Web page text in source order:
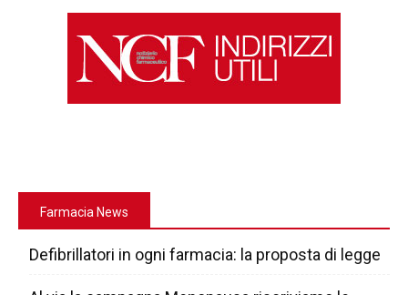
Farmacia News
Defibrillatori in ogni farmacia: la proposta di legge